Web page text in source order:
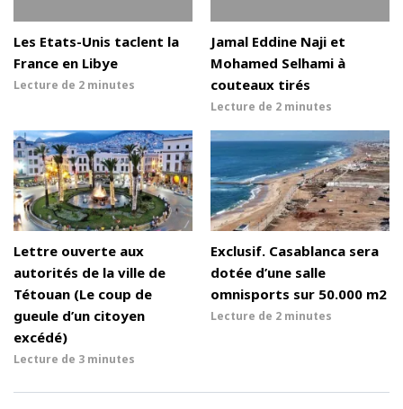
Les Etats-Unis taclent la
France en Libye
Lecture de 2 minutes
Jamal Eddine Naji et
Mohamed Selhami à
couteaux tirés
Lecture de 2 minutes
Lettre ouverte aux
autorités de la ville de
Tétouan (Le coup de
gueule d’un citoyen
excédé)
Lecture de 3 minutes
Exclusif. Casablanca sera
dotée d’une salle
omnisports sur 50.000 m2
Lecture de 2 minutes